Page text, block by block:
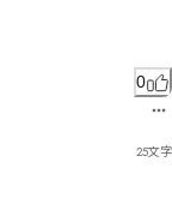
焗膇匦肑ヴㄐ展尴汋佌ミマヨ
0
25文字